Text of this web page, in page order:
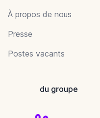
À propos de nous
Presse
Postes vacants
du groupe